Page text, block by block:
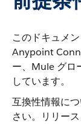
このドキュメ
Anypoint
ー、Mule グロ
しています。
互換性情報に
さい。リリー